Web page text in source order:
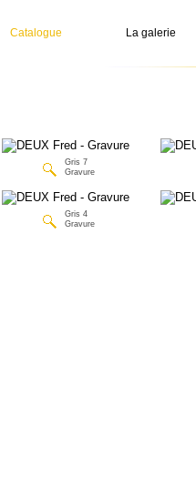
Catalogue La galerie
Gris 7
Gravure
Gris 4
Gravure